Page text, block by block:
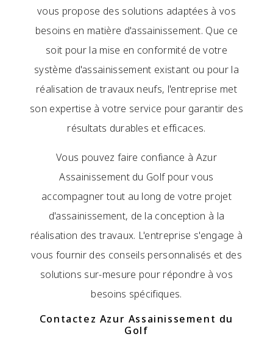
vous propose des solutions adaptées à vos
besoins en matière d'assainissement. Que ce
soit pour la mise en conformité de votre
système d'assainissement existant ou pour la
réalisation de travaux neufs, l'entreprise met
son expertise à votre service pour garantir des
résultats durables et efficaces.
Vous pouvez faire confiance à Azur
Assainissement du Golf pour vous
accompagner tout au long de votre projet
d'assainissement, de la conception à la
réalisation des travaux. L'entreprise s'engage à
vous fournir des conseils personnalisés et des
solutions sur-mesure pour répondre à vos
besoins spécifiques.
Contactez Azur Assainissement du
Golf